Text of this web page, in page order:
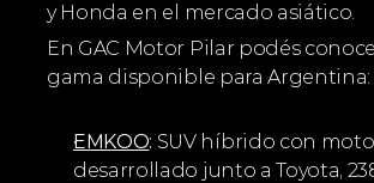
y Honda en el mercado asiático.
En GAC Motor Pilar podés
gama disponible para Argentina:
EMKOO: SUV híbrido con
desarrollado junto a Toyota,